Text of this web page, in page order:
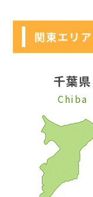
関東エリア
千葉県
Chiba